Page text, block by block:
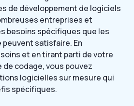
de développement de logiciels
entreprises et
besoins spécifiques que les
satisfaire. En
et en tirant parti de votre
codage, vous pouvez
logicielles sur mesure qui
spécifiques.